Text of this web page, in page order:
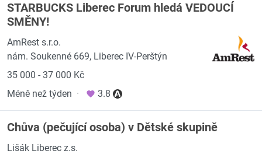
STARBUCKS Liberec Forum hledá VEDOUCÍ
SMĚNY!
AmRest s.r.o.
nám. Soukenné 669, Liberec IV-Perštýn
35 000 - 37 000 Kč
Méně než týden · 3.8
Chůva (pečující osoba) v Dětské skupině
Lišák Liberec z.s.